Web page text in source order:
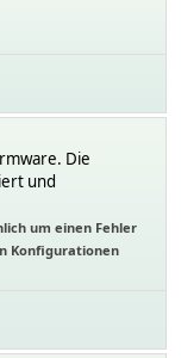
Die
und
um einen Fehler
Konfigurationen